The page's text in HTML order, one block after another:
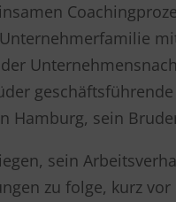
Hamburg, sein
sein
zu folge, kurz